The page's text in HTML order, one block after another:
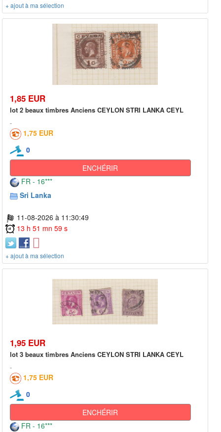
+ ajout à ma sélection
1,85 EUR
lot 2 beaux timbres Anciens CEYLON STRI LANKA CEYL
1,75 EUR
0
ENCHÉRIR
FR - 16***
Sri Lanka
11-08-2026 à 11:30:49
13 h 51 mn 59 s
+ ajout à ma sélection
1,95 EUR
lot 3 beaux timbres Anciens CEYLON STRI LANKA CEYL
1,75 EUR
0
ENCHÉRIR
FR - 16***